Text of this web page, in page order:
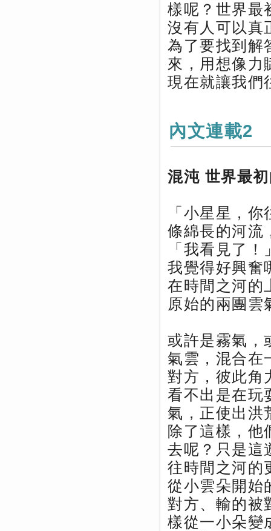
樣呢？世界最
沒有人可以真
為了要找到解
來，用想像力
現在就讓我們
內文連載2
混沌 世界最
「小星星，
條綿長的河流
「我看見了
我覺得好興奮
在時間之河的
原始的兩團
或許是霧氣，
氣雲，混合在
對方，彼此角
看不出是在玩
氣，正使出洪
除了這樣，他
去呢？只是這
往時間之河的
從小雲朵開始
對方、輸的被
樣從一小朵